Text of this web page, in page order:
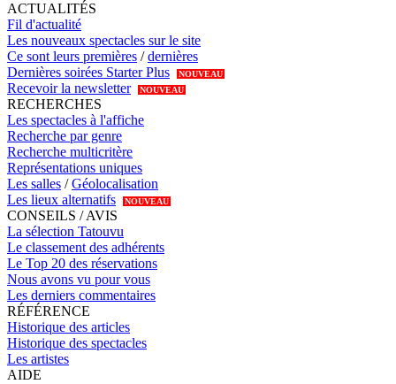
ACTUALITÉS
Fil d'actualité
Les nouveaux spectacles sur le site
Ce sont leurs premières /dernières
Dernières soirées Starter Plus
NOUVEAU
Recevoir la newsletter NOUVEAU
RECHERCHES
Les spectacles à l'affiche
Recherche par genre
Recherche multicritère
Représentations uniques
Les salles /Géolocalisation
Les lieux alternatifs
NOUVEAU
CONSEILS / AVIS
La sélection Tatouvu
Le classement des adhérents
Le Top 20 des réservations
Nous avons vu pour vous
Les derniers commentaires
RÉFÉRENCE
Historique des articles
Historique des spectacles
Les artistes
AIDE